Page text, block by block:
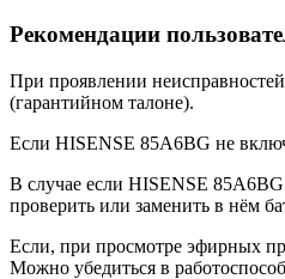
Рекомендации
При проявлении
(гарантийном талоне).
Если HISENSE 85A6BG не
В случае если HISENSE 85A6BG
проверить или заменить в нём
Если, при просмотре эфирных
Можно убедиться в